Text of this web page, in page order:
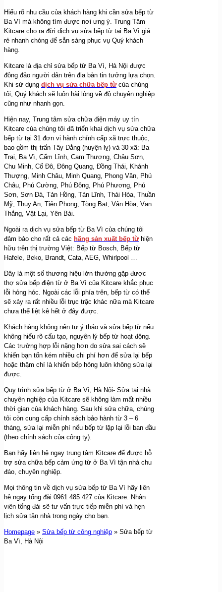
Hiểu rõ nhu cầu của khách hàng khi cần sửa bếp từ
Ba Vì mà không tìm được nơi ưng ý. Trung Tâm
Kitcare cho ra đời dịch vụ sửa bếp từ tại Ba Vì giá
rẻ nhanh chóng để sẵn sàng phục vụ Quý khách
hàng.
Kitcare là địa chỉ sửa bếp từ Ba Vì, Hà Nội được
đông đảo người dân trên địa bàn tin tưởng lựa chọn.
Khi sử dụng dịch vụ sửa chữa bếp từcủa chúng
tôi, Quý khách sẽ luôn hài lòng về độ chuyên nghiệp
cũng như nhanh gọn.
Hiện nay, Trung tâm sửa chữa điện máy uy tín
Kitcare của chúng tôi đã triển khai dịch vụ sửa chữa
bếp từ tại 31 đơn vị hành chính cấp xã trực thuộc,
bao gồm thị trấn Tây Đằng (huyện lỵ) và 30 xã: Ba
Trại, Ba Vì, Cẩm Lĩnh, Cam Thượng, Châu Sơn,
Chu Minh, Cổ Đô, Đông Quang, Đồng Thái, Khánh
Thượng, Minh Châu, Minh Quang, Phong Vân, Phú
Châu, Phú Cường, Phú Đông, Phú Phương, Phú
Sơn, Sơn Đà, Tản Hồng, Tản Lĩnh, Thái Hòa, Thuần
Mỹ, Thụy An, Tiên Phong, Tòng Bạt, Vân Hòa, Vạn
Thắng, Vật Lại, Yên Bài.
Ngoài ra dịch vụ sửa bếp từ Ba Vì của chúng tôi
đảm bảo cho rất cả các hãng sản xuất bếp từhiện
hữu trên thị trường Việt: Bếp từ Bosch, Bếp từ
Hafele, Beko, Brandt, Cata, AEG, Whirlpool …
Đây là một số thương hiệu lớn thường gặp được
thợ sửa bếp điện từ ở Ba Vì của Kitcare khắc phục
lỗi hỏng hóc. Ngoài các lỗi phía trên, bếp từ có thể
sẽ xảy ra rất nhiều lỗi trục trặc khác nữa mà Kitcare
chưa thể liệt kê hết ở đây được.
Khách hàng không nên tự ý tháo và sửa bếp từ nếu
không hiểu rõ cấu tạo, nguyên lý bếp từ hoạt động.
Các trường hợp lỗi nặng hơn do sửa sai cách sẽ
khiến bạn tốn kém nhiều chi phí hơn để sửa lại bếp
hoặc thậm chí là khiến bếp hỏng luôn không sửa lại
được.
Quy trình sửa bếp từ ở Ba Vì, Hà Nội- Sửa tại nhà
chuyên nghiệp của Kitcare sẽ không làm mất nhiều
thời gian của khách hàng. Sau khi sửa chữa, chúng
tôi còn cung cấp chính sách bảo hành từ 3 – 6
tháng, sửa lại miễn phí nếu bếp từ lặp lại lỗi ban đầu
(theo chính sách của công ty).
Bạn hãy liên hệ ngay trung tâm Kitcare để được hỗ
trợ sửa chữa bếp cảm ứng từ ở Ba Vì tận nhà chu
đáo, chuyên nghiệp.
Mọi thông tin về dịch vụ sửa bếp từ Ba Vì hãy liên
hệ ngay tổng đài 0961 485 427 của Kitcare. Nhân
viên tổng đài sẽ tư vấn trực tiếp miễn phí và hẹn
lịch sửa tận nhà trong ngày cho bạn.
Homepage » Sửa bếp từ công nghiệp » Sửa bếp từ
Ba Vì, Hà Nội